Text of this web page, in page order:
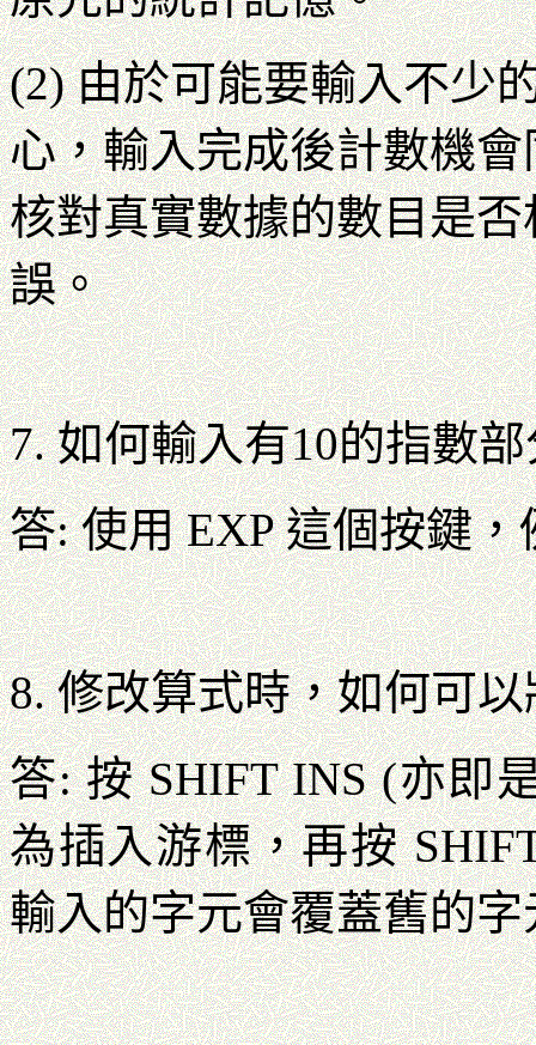
(2) 由於可能要輸入不少
心，輸入完成後計數機
核對真實數據的數目是
誤。
7. 如何輸入有10的指數
答: 使用 EXP 這個按鍵，
8. 修改算式時，如何可
答: 按 SHIFT INS (亦即
為插入游標，再按
輸入的字元會覆蓋舊的字